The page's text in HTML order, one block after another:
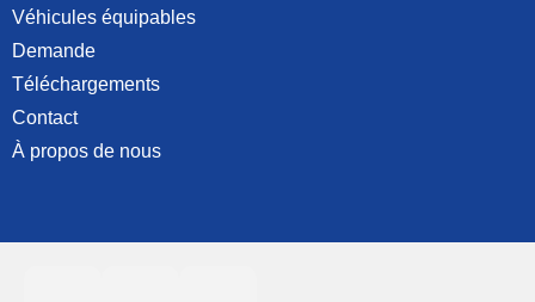
Véhicules équipables
Demande
Téléchargements
Contact
À propos de nous